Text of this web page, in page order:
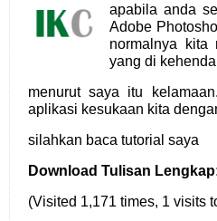
apabila anda
Adobe
normalnya kita
yang di
menurut saya itu
aplikasi kesukaan kita
silahkan baca tutorial saya
Download Tulisan
(Visited 1,171 times, 1 visits